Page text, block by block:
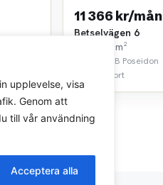
upplevelse, visa
Genom att
till vår användning
Acceptera alla
11 366 kr/mån
Betselvägen 6
2 rok • 63 m²
Bostads AB Poseidon
~8,0 km bort